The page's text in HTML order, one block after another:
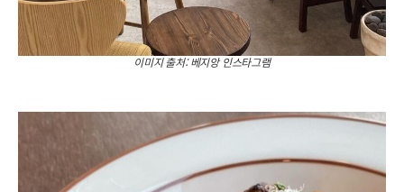
이미지 출처: 베지앙 인스타그램